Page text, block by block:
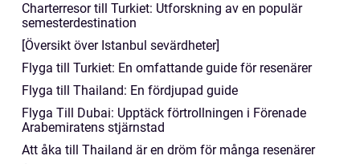
Charterresor till Turkiet: Utforskning av en populär
semesterdestination
[Översikt över Istanbul sevärdheter]
Flyga till Turkiet: En omfattande guide för resenärer
Flyga till Thailand: En fördjupad guide
Flyga Till Dubai: Upptäck förtrollningen i Förenade
Arabemiratens stjärnstad
Att åka till Thailand är en dröm för många resenärer